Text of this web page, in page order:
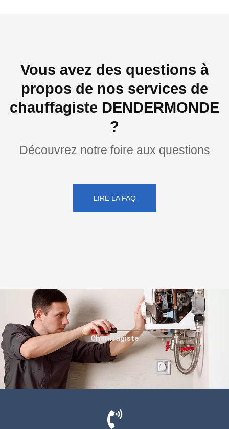
Vous avez des questions à
propos de nos services de
chauffagiste DENDERMONDE
?
Découvrez notre foire aux questions
LIRE LA FAQ
Chauffagiste